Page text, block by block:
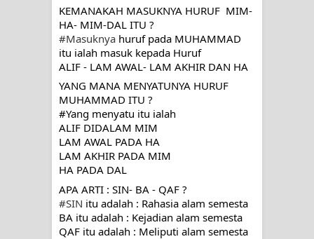
TASAWUF: BUKAN AJARAN PELIK,
TETAPI JALAN MEMBERSIHKAN
HATI
"Kotoran Yang Paling Bahaya Bukan
Pada Pakaian, Tetapi Pada Qalbi"
KEMANAKAH MASUKNYA HURUF  MIM-
HA- MIM-DAL ITU ?
#Masuknya huruf pada MUHAMMAD
itu ialah masuk kepada Huruf
ALIF - LAM AWAL- LAM AKHIR DAN HA
YANG MANA MENYATUNYA HURUF
MUHAMMAD ITU ?
#Yang menyatu itu ialah
ALIF DIDALAM MIM
LAM AWAL PADA HA
LAM AKHIR PADA MIM
HA PADA DAL
APA ARTI : SIN- BA - QAF ?
#SIN itu adalah : Rahasia alam semesta
BA itu adalah : Kejadian alam semesta
QAF itu adalah : Meliputi alam semesta